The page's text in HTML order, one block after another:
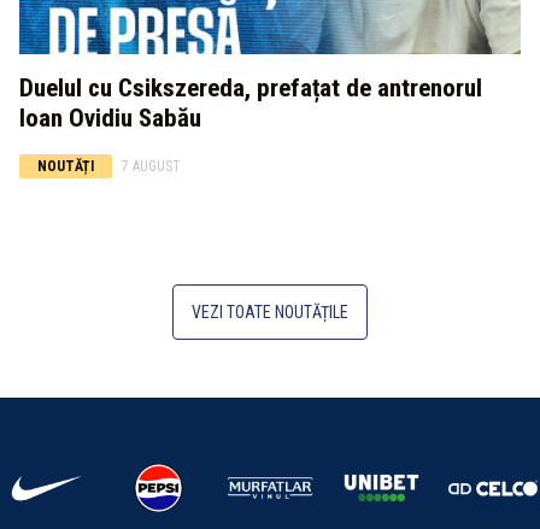
Duelul cu Csikszereda, prefațat de antrenorul
Ioan Ovidiu Sabău
NOUTĂȚI 7 AUGUST
VEZI TOATE NOUTĂȚILE